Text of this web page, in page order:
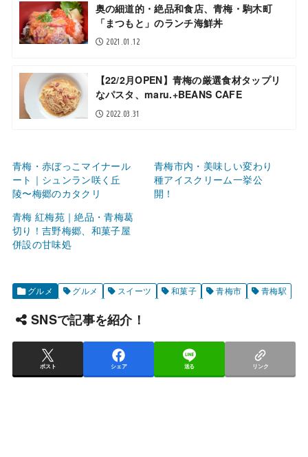
奥の細道的・絶品和食店、青梅・駒木町
「まつもと」のランチ海鮮丼
2021.01.12
【22/2月OPEN】青梅の厳選食材タップリ
なパスタ、maru.+BEANS CAFE
2022.03.31
青梅・赤ぼっこマイナール
ート｜シュンラン咲く丘
陵〜梅郷のカタクリ
青梅市内・美味しい変わり
種アイスクリーム一挙公
開！
青梅 紅梅苑｜絶品・青梅葛
切り！吉野梅郷、和菓子屋
併設の甘味処
グルメ グルメ スイーツ 和菓子 青梅市 青梅駅
SNSで記事を紹介！
ポスト シェア 送る リンク